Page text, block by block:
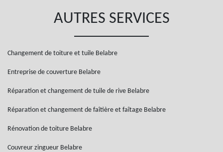
AUTRES SERVICES
Changement de toiture et tuile Belabre
Entreprise de couverture Belabre
Réparation et changement de tuile de rive Belabre
Réparation et changement de faîtière et faîtage Belabre
Rénovation de toiture Belabre
Couvreur zingueur Belabre